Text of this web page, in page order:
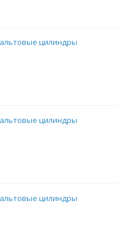
цилиндры
цилиндры
цилиндры